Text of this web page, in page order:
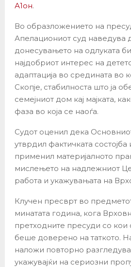
А1он.
Во образложението на
Апелациониот суд наведува
донесувањето на одлуката
најдобриот интерес на
адаптација во средината во
Скопје, стабилноста што ја
семејниот дом кај мајката,
фаза во која се наоѓа.
Судот оценил дека
утврдил фактичката
применил материјалното
мислењето на надлежниот
работа и укажувањата на
Клучен пресврт во
минатата година, кога
претходните пресуди со кои
беше доверено на таткото.
наложи повторно
укажувајќи на сериозни